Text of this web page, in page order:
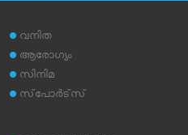
വനിത
ആരോഗ്യം
സിനിമ
സ്‌പോര്‍ട്‌സ്